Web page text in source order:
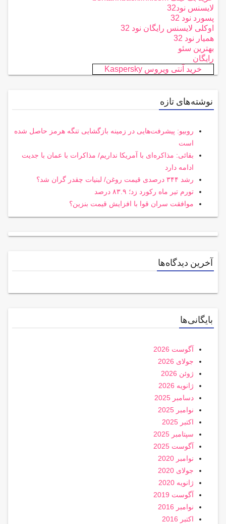
لایسنس نود32
پسورد نود 32
اوکلی لایسنس رایگان نود 32
همیار نود 32
بهترین سئو
رایگان
خرید آنتی ویروس Kaspersky
نوشته‌های تازه
روبیو: پیشرفت‌هایی در زمینه بازگشایی تنگه هرمز حاصل شده
است
بقائی: مذاکره‌ای با آمریکا نداریم/ مذاکرات با عمان با جدیت
ادامه دارد
رشد ۳۴۴ درصدی قیمت روغن/ لبنیات چقدر گران شد؟
تورم تیر ماه رکورد زد؛ ۸۳.۹ درصد
موافقت سران قوا با افزایش قیمت بنزین؟
آخرین دیدگاه‌ها
بایگانی‌ها
آگوست 2026
جولای 2026
ژوئن 2026
ژانویه 2026
دسامبر 2025
نوامبر 2025
اکتبر 2025
سپتامبر 2025
آگوست 2025
نوامبر 2020
جولای 2020
ژانویه 2020
آگوست 2019
نوامبر 2016
اکتبر 2016